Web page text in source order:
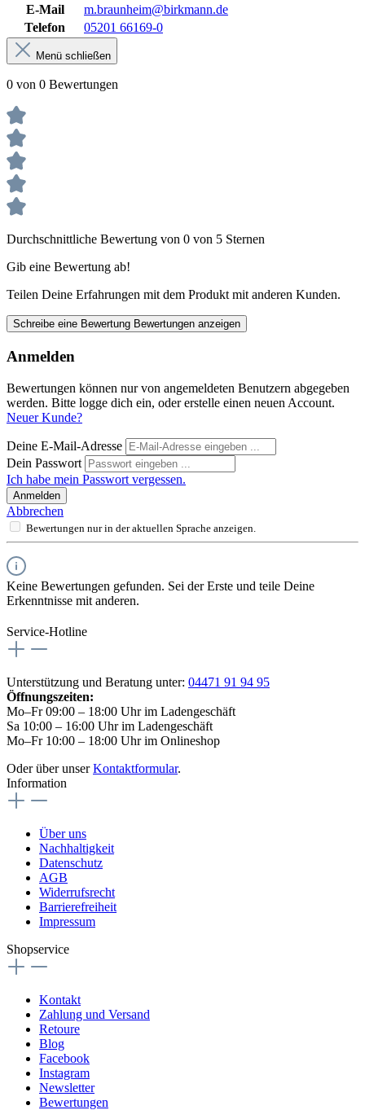
E-Mail
m.braunheim@birkmann.de
Telefon
05201 66169-0
Menü schließen
0 von 0 Bewertungen
Durchschnittliche Bewertung von 0 von 5 Sternen
Gib eine Bewertung ab!
Teilen Deine Erfahrungen mit dem Produkt mit anderen Kunden.
Schreibe eine Bewertung Bewertungen anzeigen
Anmelden
Bewertungen können nur von angemeldeten Benutzern abgegeben
werden. Bitte logge dich ein, oder erstelle einen neuen Account.
Neuer Kunde?
Deine E-Mail-Adresse
Dein Passwort
Ich habe mein Passwort vergessen.
Anmelden
Abbrechen
Bewertungen nur in der aktuellen Sprache anzeigen.
Keine Bewertungen gefunden. Sei der Erste und teile Deine
Erkenntnisse mit anderen.
Service-Hotline
Unterstützung und Beratung unter: 04471 91 94 95
Öffnungszeiten:
Mo–Fr 09:00 – 18:00 Uhr im Ladengeschäft
Sa 10:00 – 16:00 Uhr im Ladengeschäft
Mo–Fr 10:00 – 18:00 Uhr im Onlineshop
Oder über unserKontaktformular.
Information
Über uns
Nachhaltigkeit
Datenschutz
AGB
Widerrufsrecht
Barrierefreiheit
Impressum
Shopservice
Kontakt
Zahlung und Versand
Retoure
Blog
Facebook
Instagram
Newsletter
Bewertungen